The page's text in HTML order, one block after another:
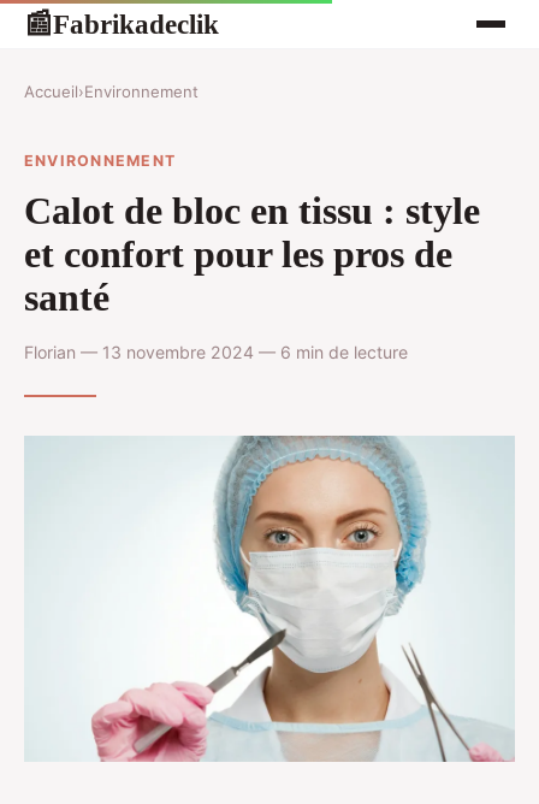
📰Fabrikadeclik
Accueil›Environnement
ENVIRONNEMENT
Calot de bloc en tissu : style
et confort pour les pros de
santé
Florian — 13 novembre 2024 — 6 min de lecture